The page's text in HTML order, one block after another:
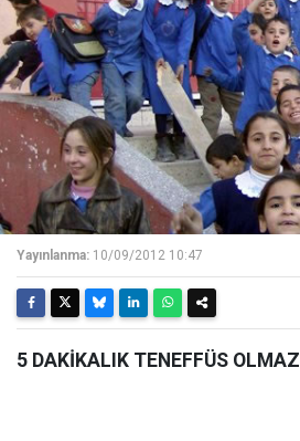
Yayınlanma: 10/09/2012 10:47
5 DAKİKALIK TENEFFÜS OLMAZ